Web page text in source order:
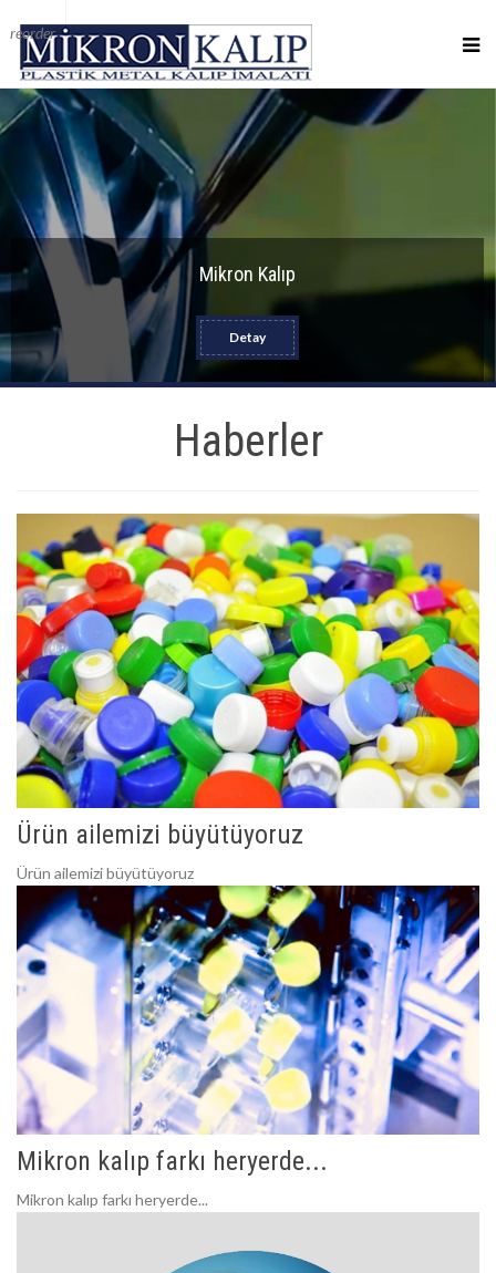
reorder
Mikron Kalıp
Detay
Haberler
Ürün ailemizi büyütüyoruz
Ürün ailemizi büyütüyoruz
Mikron kalıp farkı heryerde...
Mikron kalıp farkı heryerde...